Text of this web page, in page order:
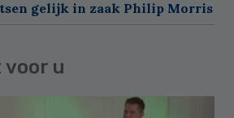
gelijk in zaak Philip Morris
u